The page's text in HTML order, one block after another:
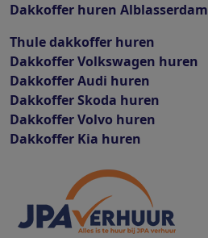
Dakkoffer huren Alblasserdam
Thule dakkoffer huren
Dakkoffer Volkswagen huren
Dakkoffer Audi huren
Dakkoffer Skoda huren
Dakkoffer Volvo huren
Dakkoffer Kia huren